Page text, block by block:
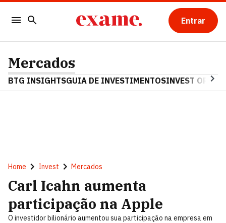
Entrar
Mercados
BTG INSIGHTSGUIA DE INVESTIMENTOSINVEST OPINA
Home Invest Mercados
Carl Icahn aumenta
participação na Apple
O investidor bilionário aumentou sua participação na empresa em